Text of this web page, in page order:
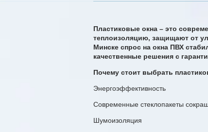
Пластиковые окна – это
теплоизоляцию, защищают от
Минске спрос на окна ПВХ
качественные решения с
Почему стоит выбрать
Энергоэффективность
Современные стеклопакеты
Шумоизоляция